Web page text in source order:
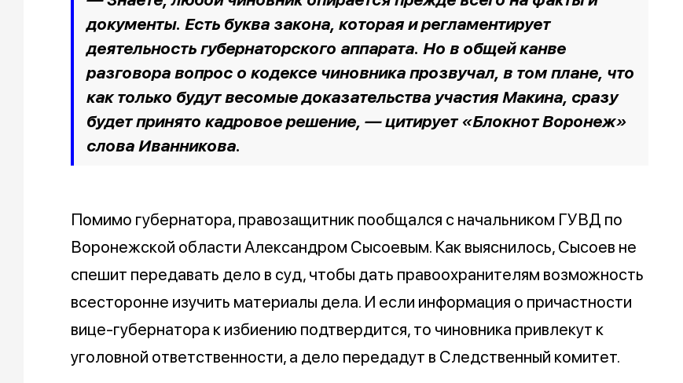
документы. Есть буква закона, которая и регламентирует
деятельность губернаторского аппарата. Но в общей канве
разговора вопрос о кодексе чиновника прозвучал, в том плане, что
как только будут весомые доказательства участия Макина, сразу
будет принято кадровое решение, —цитирует «Блокнот Воронеж»
слова Иванникова.
Помимо губернатора, правозащитник пообщался с начальником ГУВД по
Воронежской области Александром Сысоевым. Как выяснилось, Сысоев не
спешит передавать дело в суд, чтобы дать правоохранителям возможность
всесторонне изучить материалы дела. И если информация о причастности
вице-губернатора к избиению подтвердится, то чиновника привлекут к
уголовной ответственности, а дело передадут в Следственный комитет.